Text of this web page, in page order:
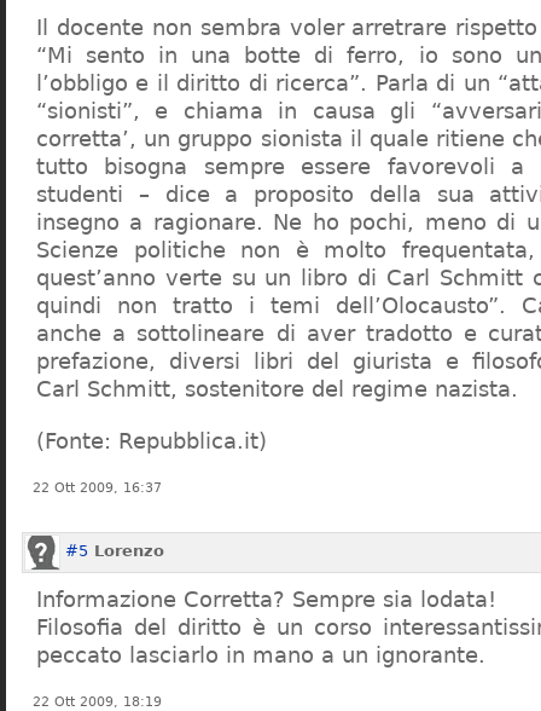
Il docente non sembra voler arretrare
“Mi sento in una botte di ferro, io sono
l’obbligo e il diritto di ricerca”. Parla di un
“sionisti”, e chiama in causa gli
corretta’, un gruppo sionista il quale ritiene
tutto bisogna sempre essere favorevoli a
studenti – dice a proposito della sua
insegno a ragionare. Ne ho pochi, meno di
Scienze politiche non è molto
quest’anno verte su un libro di Carl Schmitt
quindi non tratto i temi dell’Olocausto”.
anche a sottolineare di aver tradotto e
prefazione, diversi libri del giurista e
Carl Schmitt, sostenitore del regime nazista.
(Fonte: Repubblica.it)
22 Ott 2009, 16:37
#5 Lorenzo
Informazione Corretta? Sempre sia lodata!
Filosofia del diritto è un corso
peccato lasciarlo in mano a un ignorante.
22 Ott 2009, 18:19